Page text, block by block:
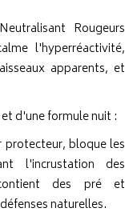
Rougeurs
l'hyperréactivité,
apparents, et
d'une formule nuit :
protecteur, bloque les
l'incrustation des
des pré et
naturelles.